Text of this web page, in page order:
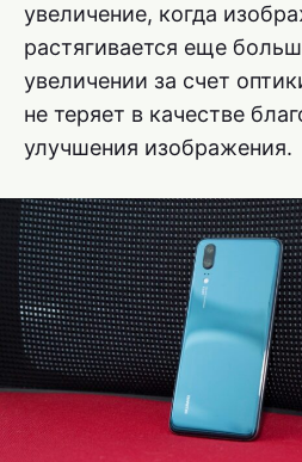
увеличение, когда
растягивается еще
увеличении за счет
не теряет в качестве
улучшения изображения.